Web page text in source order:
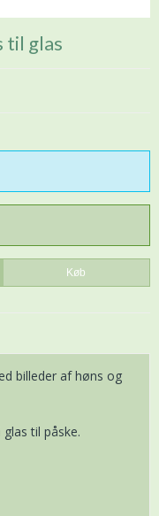
til glas
Køb
billeder af høns og
til påske.